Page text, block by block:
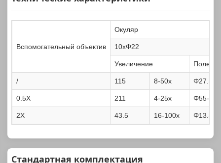
Вспомогательный объектив
Окуляр
10xΦ22
Увеличение Поле
/ 115 8-50x Φ27.5-
0.5X 211 4-25x Φ55-8.8
2X 43.5 16-100x Φ13.8-
Стандартная комплектация